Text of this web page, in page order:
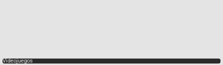
Videojuegos